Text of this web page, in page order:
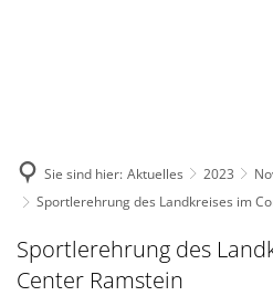
Sie sind hier: Aktuelles 2023
Sportlerehrung des Landkreises im
Sportlerehrung des
Center Ramstein